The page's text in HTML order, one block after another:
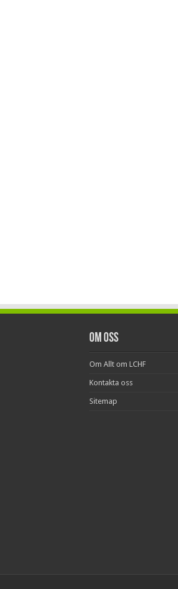
Om oss
Om Allt om LCHF
Kontakta oss
Sitemap